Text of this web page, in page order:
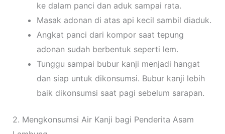
ke dalam panci dan aduk sampai rata.
Masak adonan di atas api kecil sambil diaduk.
Angkat panci dari kompor saat tepung
adonan sudah berbentuk seperti lem.
Tunggu sampai bubur kanji menjadi hangat
dan siap untuk dikonsumsi. Bubur kanji lebih
baik dikonsumsi saat pagi sebelum sarapan.
2. Mengkonsumsi Air Kanji bagi Penderita Asam